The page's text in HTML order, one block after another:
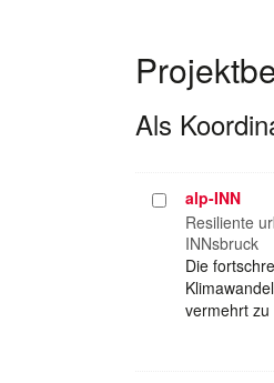
Als
Projekt
auswählen
alp-INN
Resiliente
INNsbruck
Die
vermehrt